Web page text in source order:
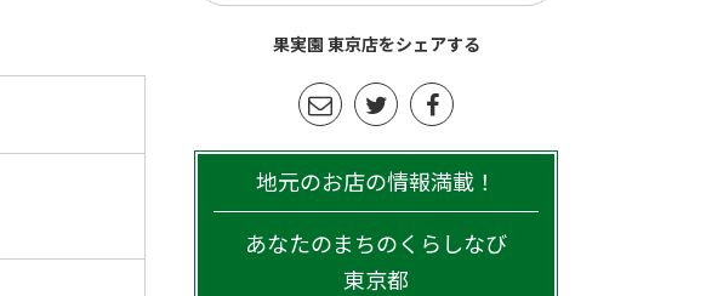
果実園 東京店をシェアする
地元のお店の情報満載！
あなたのまちのくらしなび
東京都